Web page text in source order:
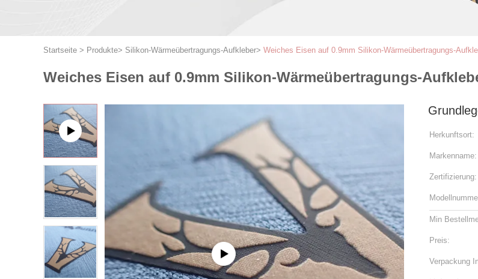
Startseite > Produkte> Silikon-Wärmeübertragungs-Aufkleber> Weiches Eisen auf 0.9mm Silikon-Wärmeübertragungs-
Weiches Eisen auf 0.9mm Silikon-Wärmeübertragungs-
Herkunftsort:
Markenname:
Zertifizierung:
Min
Preis:
Verpackung